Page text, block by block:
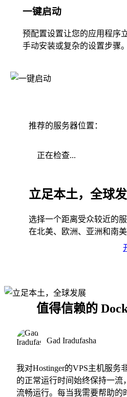
一键启动
预配置设置让您的应用程序
手动安装或复杂的设置步骤。
推荐的服务器位置：
正在检查...
立足本土，全球
选择一个距离受众较近的
在北美、欧洲、亚洲和南
值得信赖的
Gad Iradufasha
我对Hostinger的VPS主机服务
的正常运行时间始终保持一流
流畅运行。每当我需要帮助的